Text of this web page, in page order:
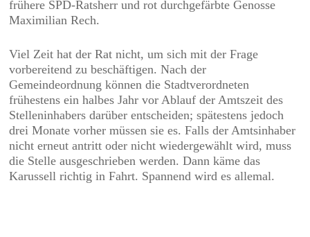
frühere SPD-Ratsherr und rot durchgefärbte Genosse
Maximilian Rech.
Viel Zeit hat der Rat nicht, um sich mit der Frage
vorbereitend zu beschäftigen. Nach der
Gemeindeordnung können die Stadtverordneten
frühestens ein halbes Jahr vor Ablauf der Amtszeit des
Stelleninhabers darüber entscheiden; spätestens jedoch
drei Monate vorher müssen sie es. Falls der Amtsinhaber
nicht erneut antritt oder nicht wiedergewählt wird, muss
die Stelle ausgeschrieben werden. Dann käme das
Karussell richtig in Fahrt. Spannend wird es allemal.